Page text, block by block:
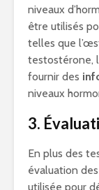
niveaux
être utilisés
telles que
testostérone,
fournir des
niveaux
3.
En plus des
évaluation
utilisée pour